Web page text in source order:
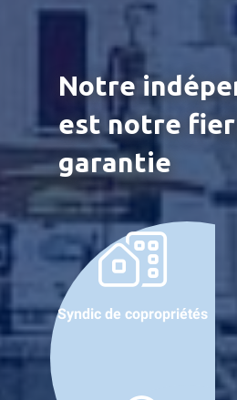
Notre
est notre
garantie
Syndic de copropriétés